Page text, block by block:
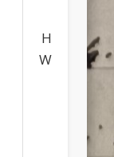
Honorata
Węglińska